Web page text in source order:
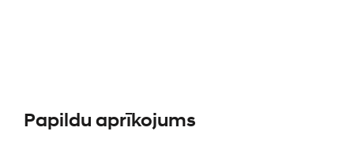
Papildu aprīkojums